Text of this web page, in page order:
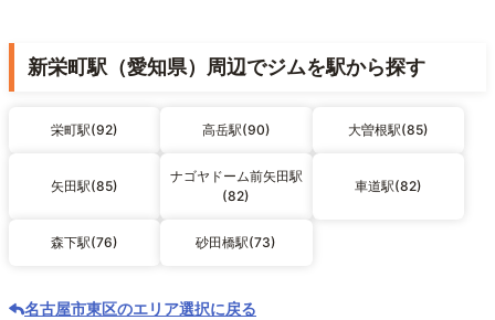
新栄町駅（愛知県）周辺でジムを駅から探す
栄町駅(92) 高岳駅(90) 大曽根駅(85)
矢田駅(85)
ナゴヤドーム前矢田駅
(82)
車道駅(82)
森下駅(76) 砂田橋駅(73)
名古屋市東区のエリア選択に戻る